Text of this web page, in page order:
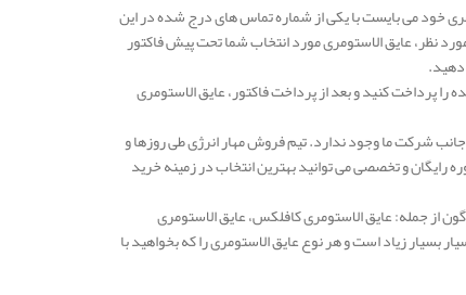
خود می بایست با یکی از شماره تماس های درج شده در این
نظر، عایق الاستومری مورد انتخاب شما تحت پیش فاکتور
دهید.
پرداخت کنید و بعد از پرداخت فاکتور، عایق الاستومری
شرکت ما وجود ندارد. تیم فروش مهار انرژی طی روزها و
و تخصصی می توانید بهترین انتخاب در زمینه خرید
از جمله: عایق الاستومری کافلکس، عایق الاستومری
زیاد است و هر نوع عایق الاستومری را که بخواهید با